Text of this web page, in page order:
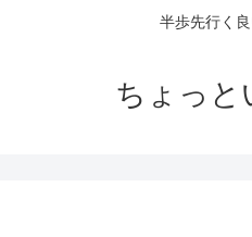
半歩先行く
ちょっと